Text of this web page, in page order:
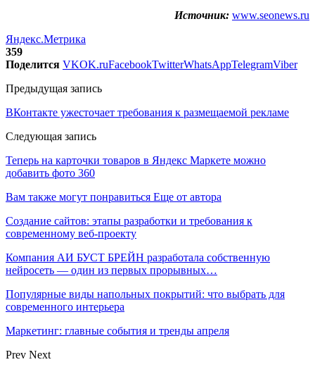
Источник: www.seonews.ru
Яндекс.Метрика
359
Поделится VKOK.ruFacebookTwitterWhatsAppTelegramViber
Предыдущая запись
ВКонтакте ужесточает требования к размещаемой рекламе
Следующая запись
Теперь на карточки товаров в Яндекс Маркете можно
добавить фото 360
Вам также могут понравиться Еще от автора
Создание сайтов: этапы разработки и требования к
современному веб-проекту
Компания АИ БУСТ БРЕЙН разработала собственную
нейросеть — один из первых прорывных…
Популярные виды напольных покрытий: что выбрать для
современного интерьера
Маркетинг: главные события и тренды апреля
Prev Next